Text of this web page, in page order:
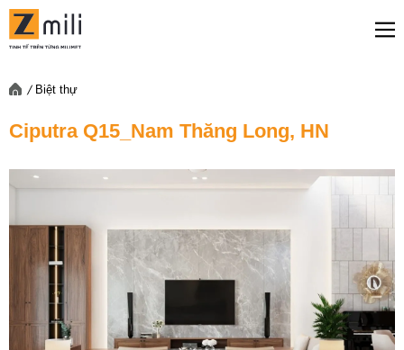
Biệt thự
Ciputra Q15_Nam Thăng Long, HN